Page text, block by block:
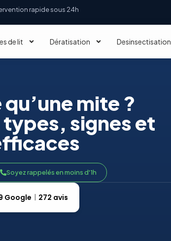
rapide sous 24h
de lit Dératisation Desinsectisation
mite ?
signes et
Soyez rappelés en moins d'1h
Google 272 avis